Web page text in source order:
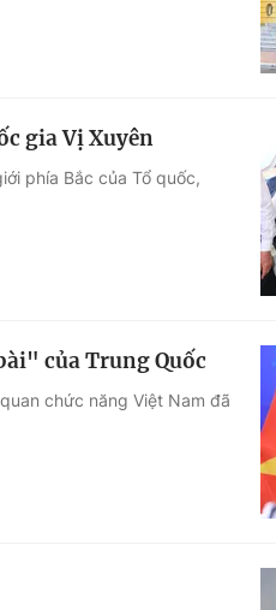
gia Vị Xuyên
phía Bắc của Tổ quốc,
của Trung Quốc
chức năng Việt Nam đã